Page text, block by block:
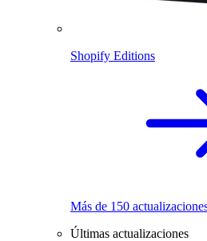
Shopify Editions
Más de 150
Últimas actualizaciones